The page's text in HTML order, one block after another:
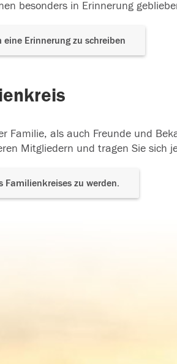
besonders in Erinnerung
Erinnerung zu schreiben
Familie, als auch Freunde und
Mitgliedern und tragen Sie sich
Familienkreises zu werden.